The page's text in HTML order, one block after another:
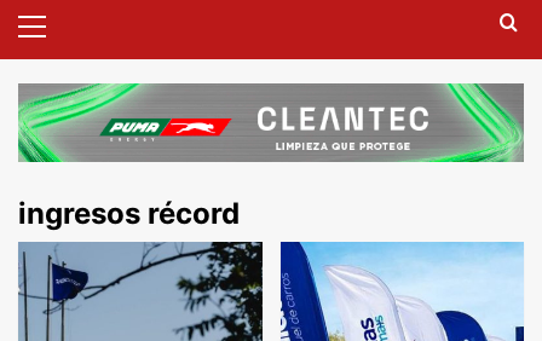
ingresos récord